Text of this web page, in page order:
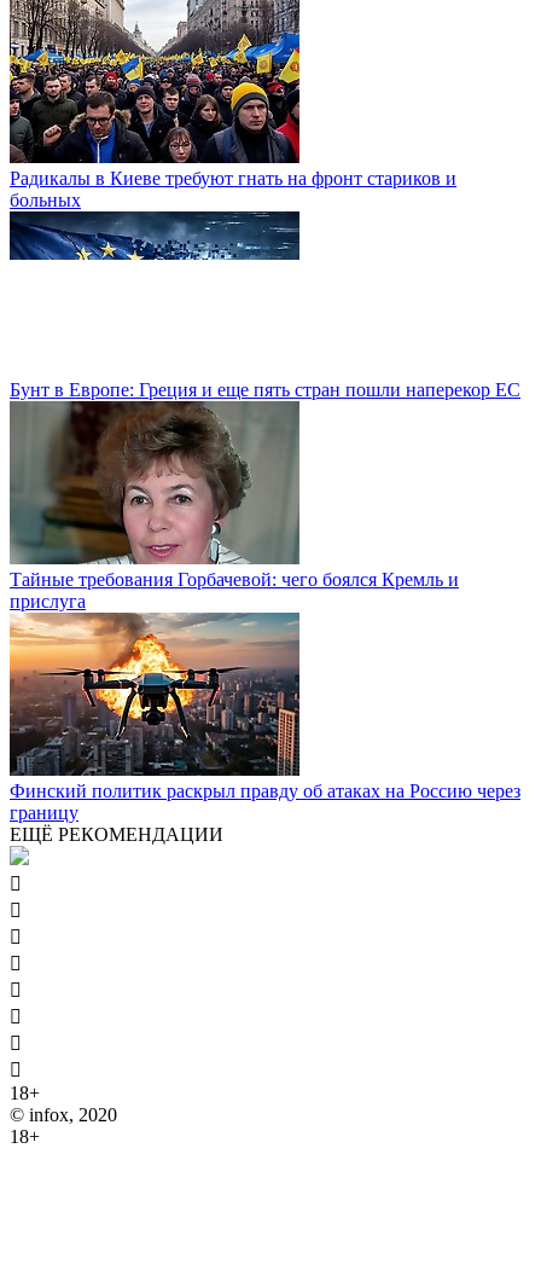
Радикалы в Киеве требуют гнать на фронт стариков и
больных
Бунт в Европе: Греция и еще пять стран пошли наперекор ЕС
Тайные требования Горбачевой: чего боялся Кремль и
прислуга
Финский политик раскрыл правду об атаках на Россию через
границу
ЕЩЁ РЕКОМЕНДАЦИИ








18+
© infox, 2020
18+